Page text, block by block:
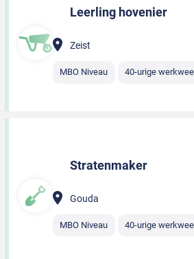
Leerling hovenier
Zeist
MBO Niveau 40-urige
Stratenmaker
Gouda
MBO Niveau 40-urige